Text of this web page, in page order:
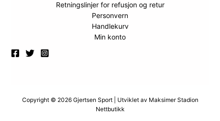
Retningslinjer for refusjon og retur
Personvern
Handlekurv
Min konto
Copyright © 2026 Gjertsen Sport | Utviklet av Maksimer Stadion
Nettbutikk